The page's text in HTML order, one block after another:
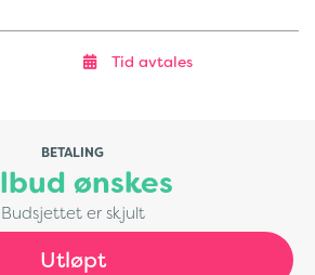
Tid avtales
BETALING
ønskes
Budsjettet er skjult
Utløpt